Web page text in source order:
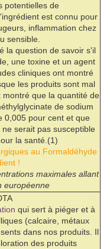
potentielles de
est connu pour
inflammation chez
sensible.
la question de savoir s'il
une toxine et un agent
cliniques ont montré
les produits sont mal
que la quantité de
de sodium
0,005 pour cent et que
serait pas susceptible
la santé.(1)
au Formaldéhyde
!
maximales allant
européenne
qui sert à piéger et à
(calcaire, métaux
dans nos produits. Il
des produits